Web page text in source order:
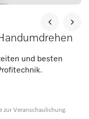
und besten
zur Veranschaulichung.